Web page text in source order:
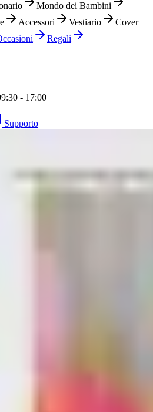
Mondo dei Bambini
Accessori Vestiario
Cover
Regali
- 17:00
Supporto